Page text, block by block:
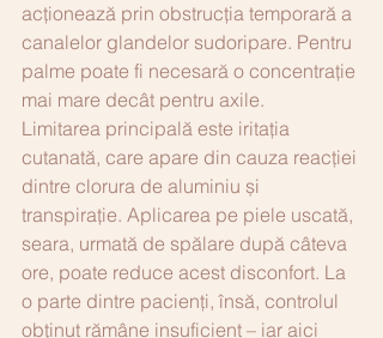
acționează prin obstrucția temporară a
canalelor glandelor sudoripare. Pentru
palme poate fi necesară o concentrație
mai mare decât pentru axile.
Limitarea principală este iritația
cutanată, care apare din cauza reacției
dintre clorura de aluminiu și
transpirație. Aplicarea pe piele uscată,
seara, urmată de spălare după câteva
ore, poate reduce acest disconfort. La
o parte dintre pacienți, însă, controlul
obținut rămâne insuficient – iar aici